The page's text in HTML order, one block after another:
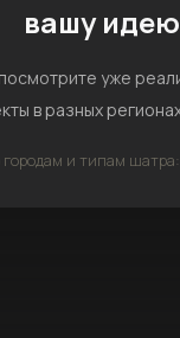
вашу идею
уже
в разных
и типам шатра: